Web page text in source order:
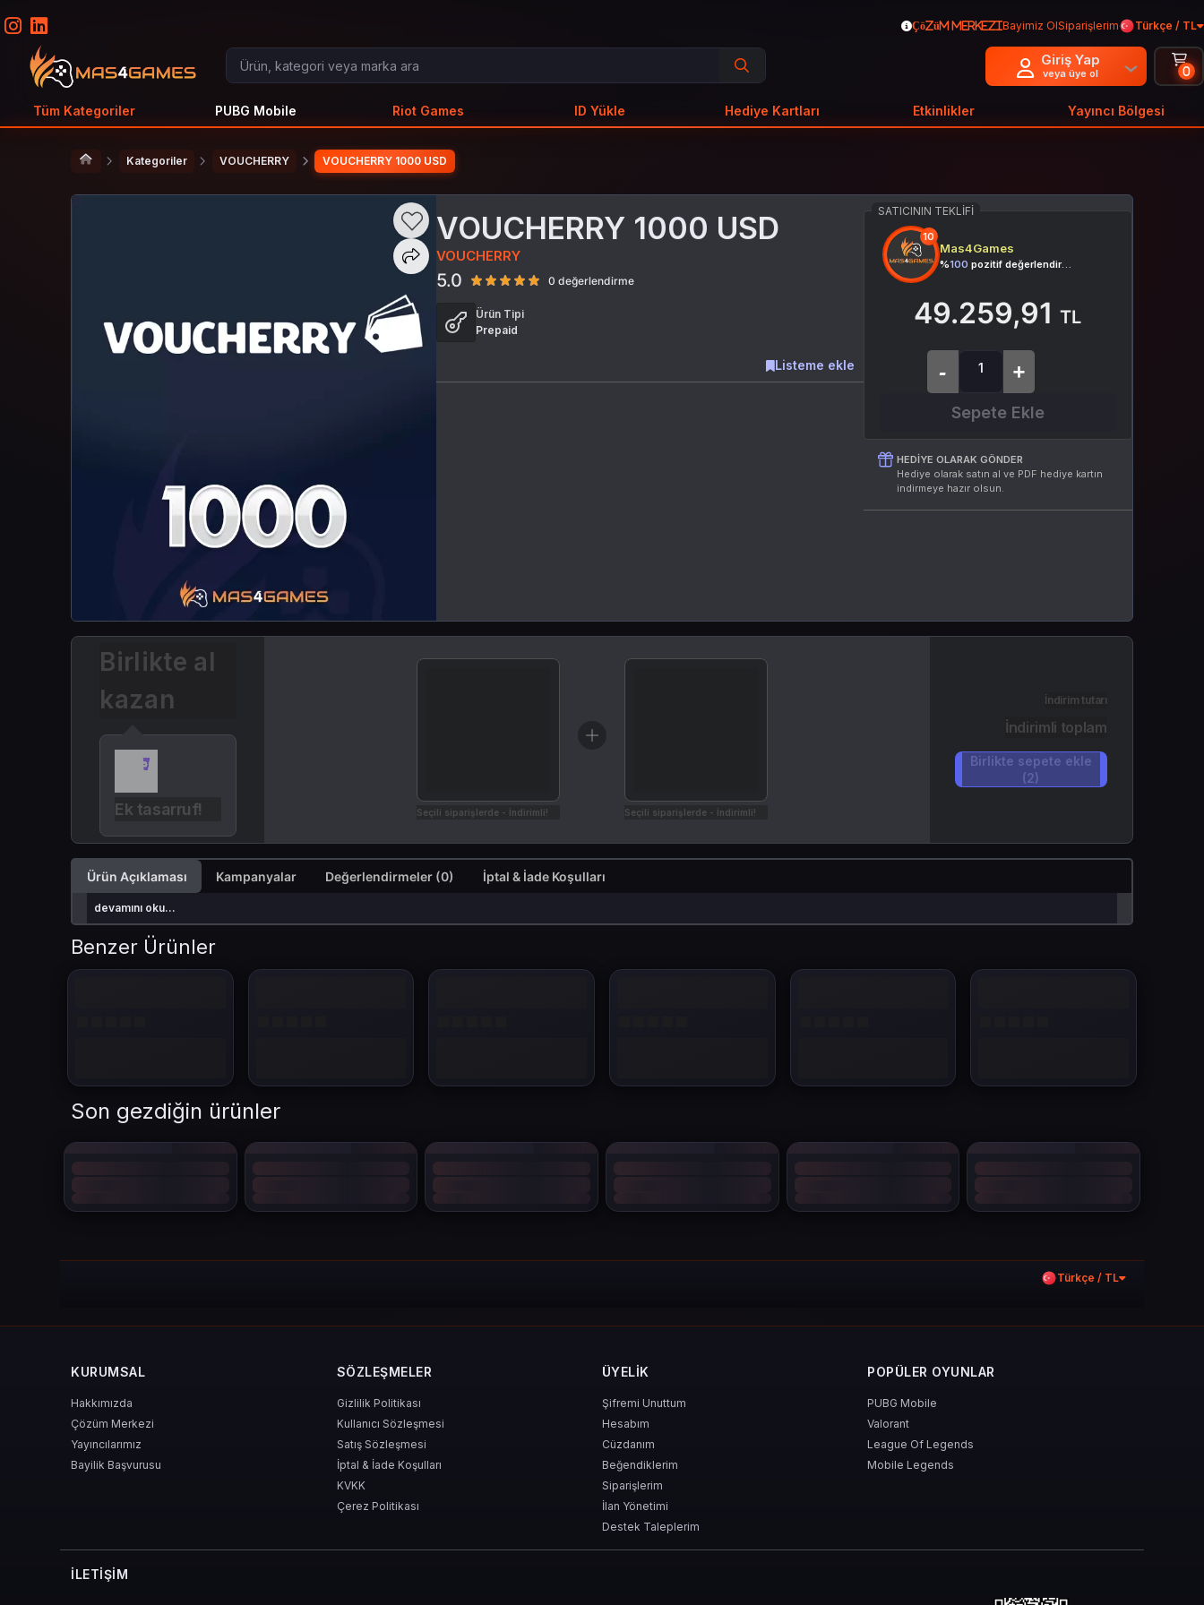
Çözüm MerkeziBayimiz OlSiparişlerim Türkçe / TL
Giriş Yap
veya üye ol 0
Tüm Kategoriler PUBG Mobile Riot Games ID Yükle Hediye Kartları Etkinlikler Yayıncı Bölgesi
Kategoriler VOUCHERRY VOUCHERRY 1000 USD
VOUCHERRY 1000 USD
VOUCHERRY
5.0 0 değerlendirme
Ürün Tipi
Prepaid
Listeme ekle
SATICININ TEKLIFI
10
Mas4Games
%100 pozitif değerlendirme
49.259,91TL
Sepete Ekle
HEDIYE OLARAK GÖNDER
Hediye olarak satın al ve PDF hediye kartın
indirmeye hazır olsun.
Birlikte al
kazan
Ek tasarruf! Seçili siparişlerde - İndirimli! Seçili siparişlerde - İndirimli!
İndirim tutarı
İndirimli toplam
Birlikte sepete ekle
(2)
Ürün Açıklaması Kampanyalar Değerlendirmeler (0) İptal & İade Koşulları
devamını oku...
Benzer Ürünler
Son gezdiğin ürünler
Türkçe / TL
KURUMSAL
Hakkımızda
Çözüm Merkezi
Yayıncılarımız
Bayilik Başvurusu
SÖZLEŞMELER
Gizlilik Politikası
Kullanıcı Sözleşmesi
Satış Sözleşmesi
İptal & İade Koşulları
KVKK
Çerez Politikası
ÜYELIK
Şifremi Unuttum
Hesabım
Cüzdanım
Beğendiklerim
Siparişlerim
İlan Yönetimi
Destek Taleplerim
POPÜLER OYUNLAR
PUBG Mobile
Valorant
League Of Legends
Mobile Legends
İLETIŞIM